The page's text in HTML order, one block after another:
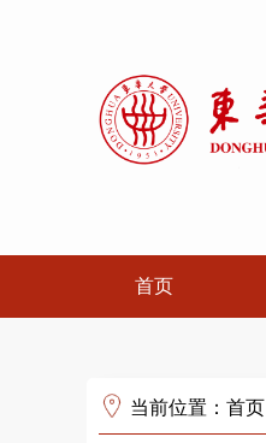
首页
当前位置： 首页